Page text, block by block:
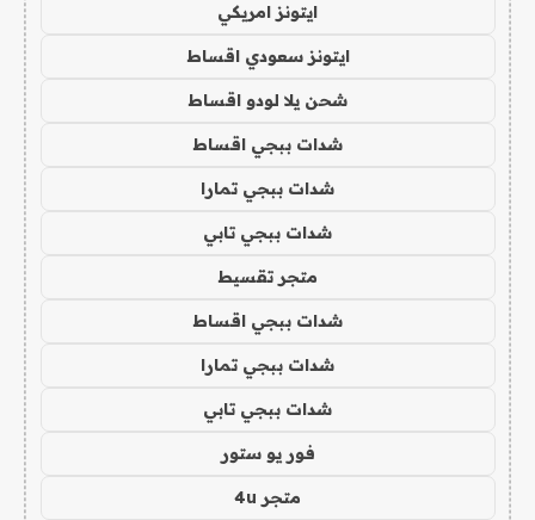
ايتونز امريكي
ايتونز سعودي اقساط
شحن يلا لودو اقساط
شدات ببجي اقساط
شدات ببجي تمارا
شدات ببجي تابي
متجر تقسيط
شدات ببجي اقساط
شدات ببجي تمارا
شدات ببجي تابي
فور يو ستور
متجر 4u